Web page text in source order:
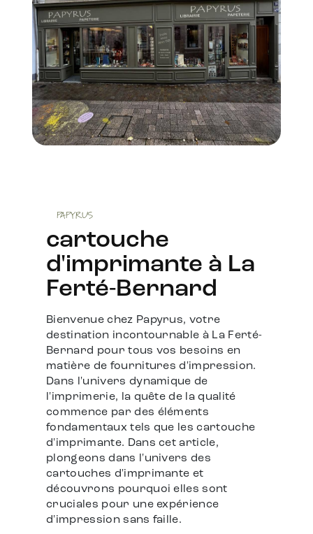
PAPYRUS
cartouche
d'imprimante à La
Ferté-Bernard
Bienvenue chez Papyrus, votre
destination incontournable à La Ferté-
Bernard pour tous vos besoins en
matière de fournitures d'impression.
Dans l'univers dynamique de
l'imprimerie, la quête de la qualité
commence par des éléments
fondamentaux tels que les cartouche
d'imprimante. Dans cet article,
plongeons dans l'univers des
cartouches d'imprimante et
découvrons pourquoi elles sont
cruciales pour une expérience
d'impression sans faille.